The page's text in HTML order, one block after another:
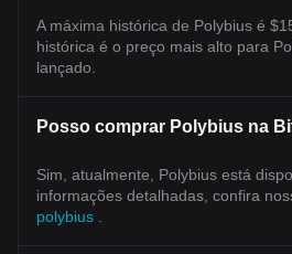
A máxima histórica de Polybius é
histórica é o preço mais alto para
lançado.
Posso comprar Polybius na
Sim, atualmente, Polybius está
informações detalhadas, confira
polybius